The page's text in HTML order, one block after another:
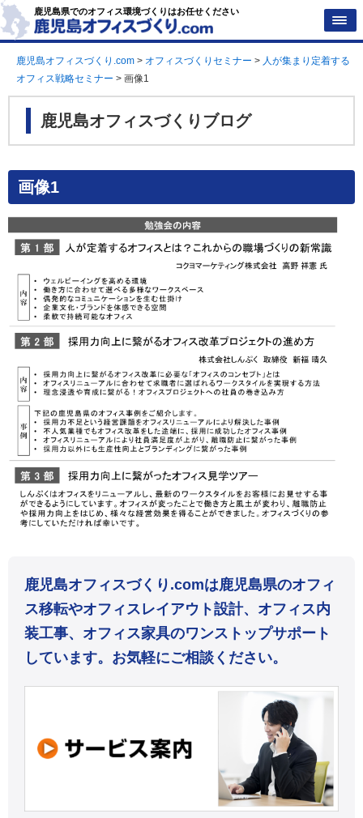
鹿児島県でのオフィス環境づくりはお任せください
鹿児島オフィスづくり.com > オフィスづくりセミナー > 人が集まり定着する
オフィス戦略セミナー > 画像1
鹿児島オフィスづくりブログ
画像1
鹿児島オフィスづくり.comは鹿児島県のオフィ
ス移転やオフィスレイアウト設計、オフィス内
装工事、オフィス家具のワンストップサポート
しています。お気軽にご相談ください。